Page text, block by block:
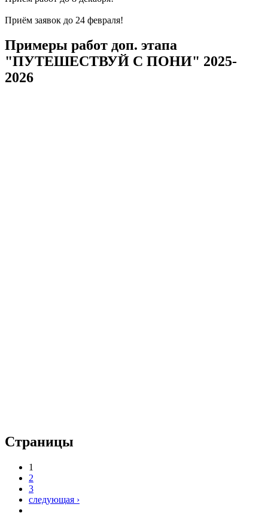
Приём заявок до 24 февраля!
Примеры работ доп. этапа
"ПУТЕШЕСТВУЙ С ПОНИ" 2025-
2026
Страницы
1
2
3
следующая ›